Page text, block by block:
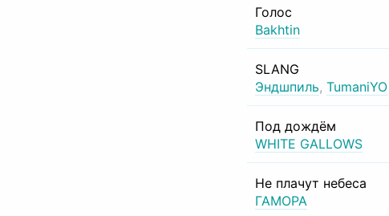
Голос
Bakhtin
SLANG
Эндшпиль, TumaniYO
Под дождём
WHITE GALLOWS
Не плачут небеса
ГАМОРА